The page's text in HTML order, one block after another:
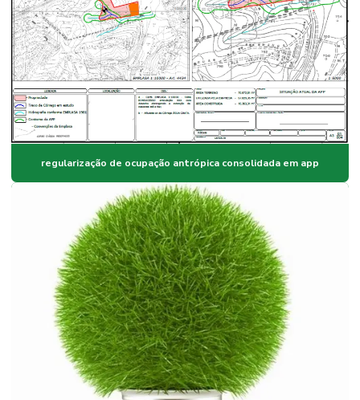
regularização de ocupação antrópica consolidada em app